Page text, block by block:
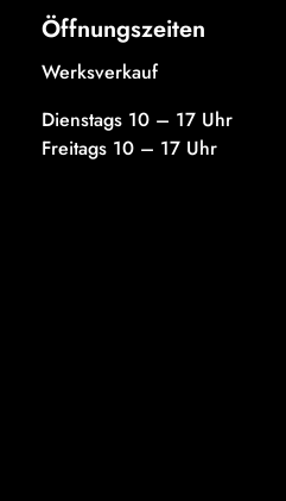
Öffnungszeiten
Werksverkauf
Dienstags 10 – 17 Uhr
Freitags 10 – 17 Uhr